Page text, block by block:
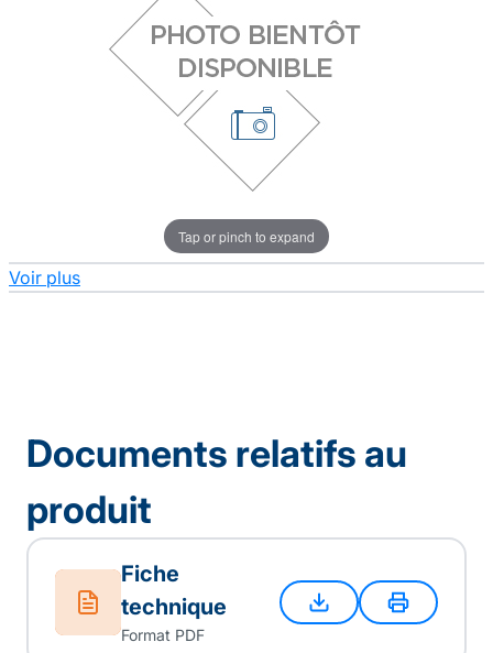
Tap or pinch to expand
Voir plus
Documents relatifs au
produit
Fiche
technique
Format PDF